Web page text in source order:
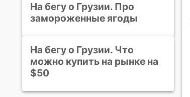
На бегу о Грузии. Про
замороженные ягоды
На бегу о Грузии. Что
можно купить на рынке на
$50